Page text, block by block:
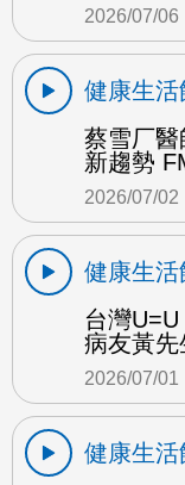
2026/07/06
健康生活
蔡雪厂
新趨勢
2026/07/02
健康生活
台灣
病友黃先
2026/07/01
健康生活